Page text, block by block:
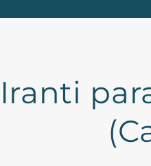
Iranti